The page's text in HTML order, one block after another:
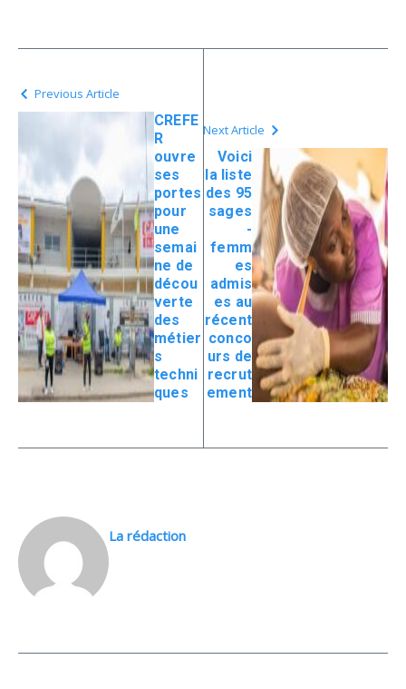
Previous Article
CREFE
R
ouvre
ses
portes
pour
une
semai
ne de
décou
verte
des
métier
s
techni
ques
Next Article
Voici
la liste
des 95
sages
-
femm
es
admis
es au
récent
conco
urs de
recrut
ement
La rédaction